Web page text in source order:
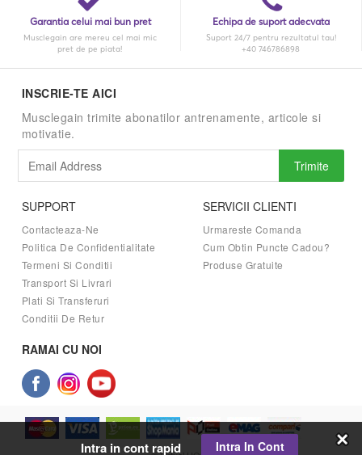
Intra in cont rapid Intra In Cont
Garantia celui mai bun pret
Musclegain are mereu cel mai mic
pret de pe piata!
Echipa de suport adecvata
Suport 24/7 pentru rezultatul tau!
+40 746786898
INSCRIE-TE AICI
Musclegain trimite abonatilor antrenamente, articole si
motivatie.
Trimite
SUPPORT
Contacteaza-Ne
Politica De Confidentialitate
Termeni Si Conditii
Transport Si Livrari
Plati Si Transferuri
Conditii De Retur
SERVICII CLIENTI
Urmareste Comanda
Cum Obtin Puncte Cadou?
Produse Gratuite
RAMAI CU NOI